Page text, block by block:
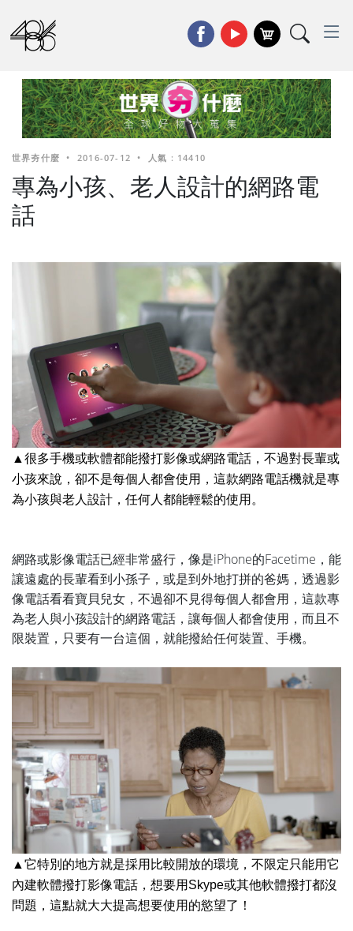
世界夯什麼 • 2016-07-12 • 人氣 : 14410
專為小孩、老人設計的網路電
話
▲很多手機或軟體都能撥打影像或網路電話，不過對長輩或
小孩來說，卻不是每個人都會使用，這款網路電話機就是專
為小孩與老人設計，任何人都能輕鬆的使用。
網路或影像電話已經非常盛行，像是iPhone的Facetime，能
讓遠處的長輩看到小孫子，或是到外地打拼的爸媽，透過影
像電話看看寶貝兒女，不過卻不見得每個人都會用，這款專
為老人與小孩設計的網路電話，讓每個人都會使用，而且不
限裝置，只要有一台這個，就能撥給任何裝置、手機。
▲它特別的地方就是採用比較開放的環境，不限定只能用它
內建軟體撥打影像電話，想要用Skype或其他軟體撥打都沒
問題，這點就大大提高想要使用的慾望了！